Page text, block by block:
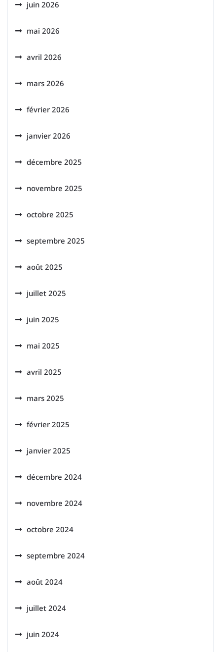
juin 2026
mai 2026
avril 2026
mars 2026
février 2026
janvier 2026
décembre 2025
novembre 2025
octobre 2025
septembre 2025
août 2025
juillet 2025
juin 2025
mai 2025
avril 2025
mars 2025
février 2025
janvier 2025
décembre 2024
novembre 2024
octobre 2024
septembre 2024
août 2024
juillet 2024
juin 2024